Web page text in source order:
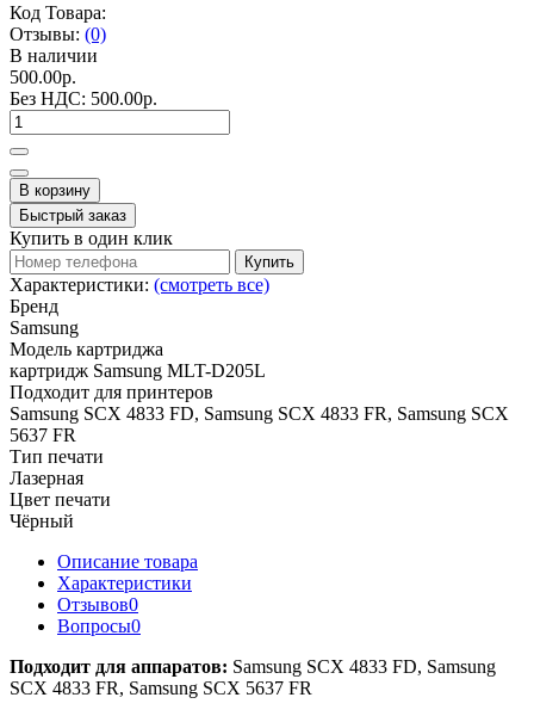
Код Товара:
Отзывы: (0)
В наличии
500.00р.
Без НДС: 500.00р.
В корзину
Быстрый заказ
Купить в один клик
Купить
Характеристики: (смотреть все)
Бренд
Samsung
Модель картриджа
картридж Samsung MLT-D205L
Подходит для принтеров
Samsung SCX 4833 FD, Samsung SCX 4833 FR, Samsung SCX
5637 FR
Тип печати
Лазерная
Цвет печати
Чёрный
Описание товара
Характеристики
Отзывов0
Вопросы0
Подходит для аппаратов: Samsung SCX 4833 FD, Samsung
SCX 4833 FR, Samsung SCX 5637 FR